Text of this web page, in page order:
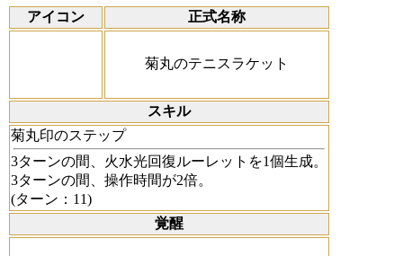
アイコン 正式名称
菊丸のテニスラケット
スキル
菊丸印のステップ
3ターンの間、火水光回復ルーレットを1個生成。
3ターンの間、操作時間が2倍。
(ターン：11)
覚醒